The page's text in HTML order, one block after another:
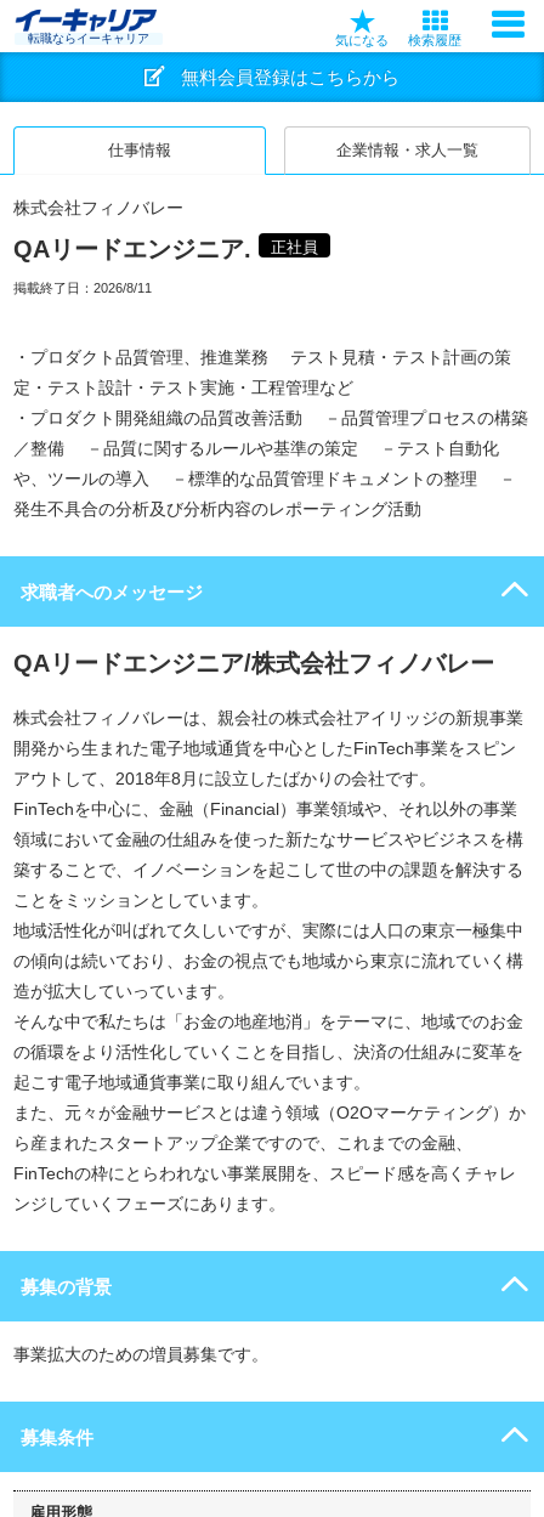
転職ならイーキャリア 気になる 検索履歴
無料会員登録はこちらから
仕事情報 企業情報・求人一覧
株式会社フィノバレー
QAリードエンジニア. 正社員
掲載終了日： 2026/8/11
・プロダクト品質管理、推進業務 テスト見積・テスト計画の策
定・テスト設計・テスト実施・工程管理など
・プロダクト開発組織の品質改善活動 －品質管理プロセスの構築
／整備 －品質に関するルールや基準の策定 －テスト自動化
や、ツールの導入 －標準的な品質管理ドキュメントの整理 －
発生不具合の分析及び分析内容のレポーティング活動
求職者へのメッセージ
QAリードエンジニア/株式会社フィノバレー
株式会社フィノバレーは、親会社の株式会社アイリッジの新規事業
開発から生まれた電子地域通貨を中心としたFinTech事業をスピン
アウトして、2018年8月に設立したばかりの会社です。
FinTechを中心に、金融（Financial）事業領域や、それ以外の事業
領域において金融の仕組みを使った新たなサービスやビジネスを構
築することで、イノベーションを起こして世の中の課題を解決する
ことをミッションとしています。
地域活性化が叫ばれて久しいですが、実際には人口の東京一極集中
の傾向は続いており、お金の視点でも地域から東京に流れていく構
造が拡大していっています。
そんな中で私たちは「お金の地産地消」をテーマに、地域でのお金
の循環をより活性化していくことを目指し、決済の仕組みに変革を
起こす電子地域通貨事業に取り組んでいます。
また、元々が金融サービスとは違う領域（O2Oマーケティング）か
ら産まれたスタートアップ企業ですので、これまでの金融、
FinTechの枠にとらわれない事業展開を、スピード感を高くチャレ
ンジしていくフェーズにあります。
募集の背景
事業拡大のための増員募集です。
募集条件
雇用形態